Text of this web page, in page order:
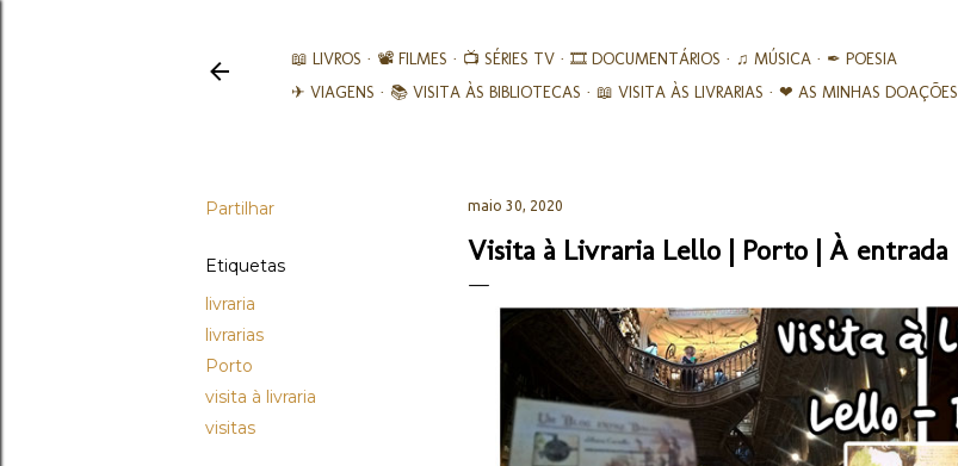
📖 LIVROS 📽️ FILMES 📺 SÉRIES TV 🎞︎ DOCUMENTÁRIOS ♫ MÚSICA
✒ POESIA
✈ VIAGENS
📚︎ VISITA ÀS BIBLIOTECAS 📖 VISITA ÀS LIVRARIAS ❤ AS MINHAS DOAÇÕES
Partilhar
Etiquetas
livraria
livrarias
Porto
visita à livraria
visitas
maio 30, 2020
Visita à Livraria Lello | Porto | À entrada